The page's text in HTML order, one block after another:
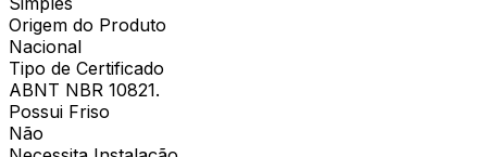
Origem do Produto
Nacional
Tipo de Certificado
ABNT NBR 10821.
Possui Friso
Não